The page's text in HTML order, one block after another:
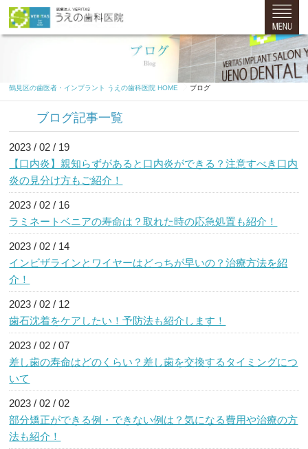
鶴見区の歯医者・インプラント うえの歯科医院 HOME ブログ
ブログ記事一覧
2023 / 02 / 19
【口内炎】親知らずがあると口内炎ができる？注意すべき口内
炎の見分け方もご紹介！
2023 / 02 / 16
ラミネートベニアの寿命は？取れた時の応急処置も紹介！
2023 / 02 / 14
インビザラインとワイヤーはどっちが早いの？治療方法を紹
介！
2023 / 02 / 12
歯石沈着をケアしたい！予防法も紹介します！
2023 / 02 / 07
差し歯の寿命はどのくらい？差し歯を交換するタイミングにつ
いて
2023 / 02 / 02
部分矯正ができる例・できない例は？気になる費用や治療の方
法も紹介！